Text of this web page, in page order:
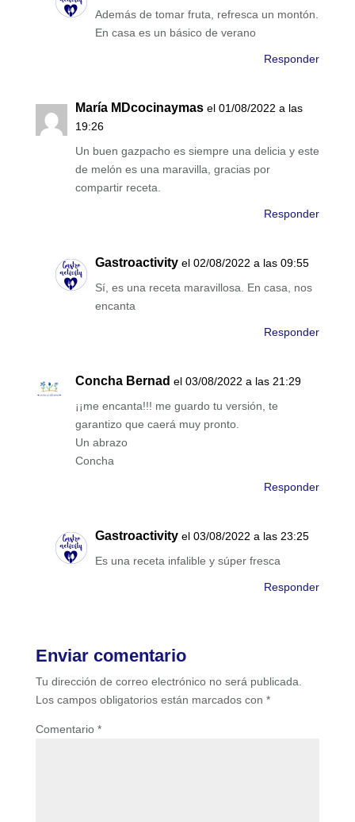
Además de tomar fruta, refresca un montón.
En casa es un básico de verano
Responder
María MDcocinaymas el 01/08/2022 a las
19:26
Un buen gazpacho es siempre una delicia y este
de melón es una maravilla, gracias por
compartir receta.
Responder
Gastroactivity el 02/08/2022 a las 09:55
Sí, es una receta maravillosa. En casa, nos
encanta
Responder
Concha Bernad el 03/08/2022 a las 21:29
¡¡me encanta!!! me guardo tu versión, te
garantizo que caerá muy pronto.
Un abrazo
Concha
Responder
Gastroactivity el 03/08/2022 a las 23:25
Es una receta infalible y súper fresca
Responder
Enviar comentario
Tu dirección de correo electrónico no será publicada.
Los campos obligatorios están marcados con *
Comentario *